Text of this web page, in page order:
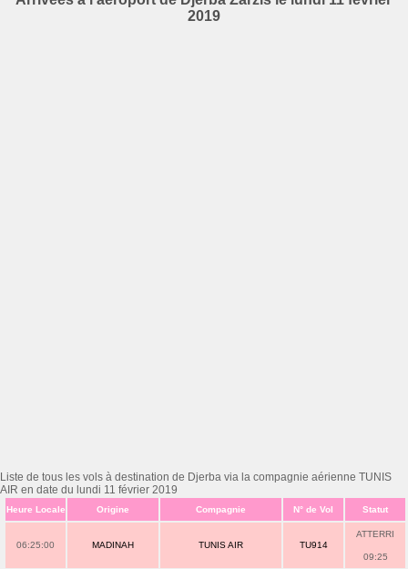
2019
Liste de tous les vols à destination de Djerba via la compagnie aérienne TUNIS
AIR en date du lundi 11 février 2019
Heure Locale Origine Compagnie N° de Vol Statut
06:25:00 MADINAH TUNIS AIR TU914
ATTERRI
09:25